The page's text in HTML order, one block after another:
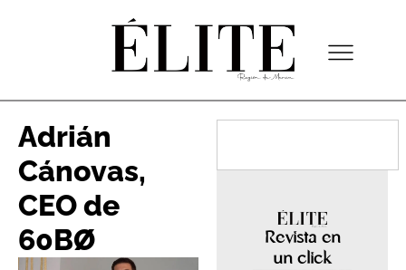
Adrián
Cánovas,
CEO de
60BØ
Revista en
un click